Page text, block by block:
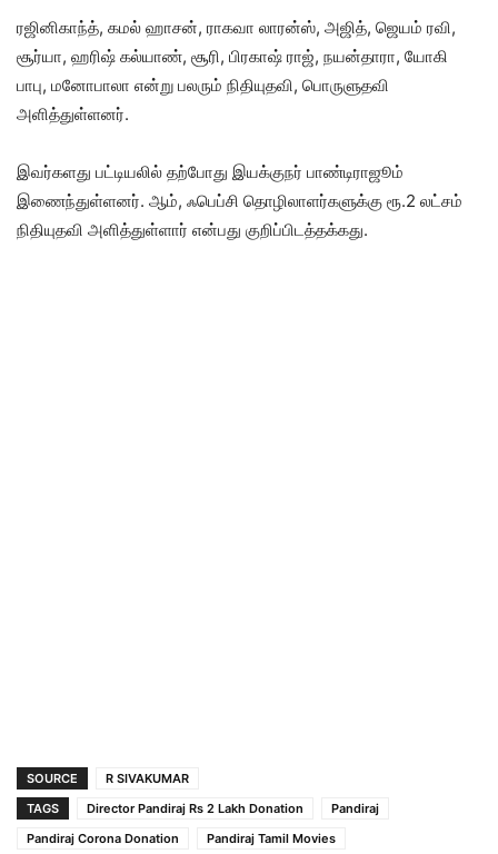
ரஜினிகாந்த், கமல் ஹாசன், ராகவா லாரன்ஸ், அஜித், ஜெயம் ரவி,
சூர்யா, ஹரிஷ் கல்யாண், சூரி, பிரகாஷ் ராஜ், நயன்தாரா, யோகி
பாபு, மனோபாலா என்று பலரும் நிதியுதவி, பொருளுதவி
அளித்துள்ளனர்.
இவர்களது பட்டியலில் தற்போது இயக்குநர் பாண்டிராஜூம்
இணைந்துள்ளனர். ஆம், ஃபெப்சி தொழிலாளர்களுக்கு ரூ.2 லட்சம்
நிதியுதவி அளித்துள்ளார் என்பது குறிப்பிடத்தக்கது.
SOURCE
R SIVAKUMAR
TAGS
Director Pandiraj Rs 2 Lakh Donation
Pandiraj
Pandiraj Corona Donation
Pandiraj Tamil Movies